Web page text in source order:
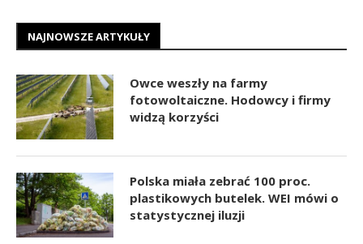
NAJNOWSZE ARTYKUŁY
Owce weszły na farmy
fotowoltaiczne. Hodowcy i firmy
widzą korzyści
Polska miała zebrać 100 proc.
plastikowych butelek. WEI mówi o
statystycznej iluzji